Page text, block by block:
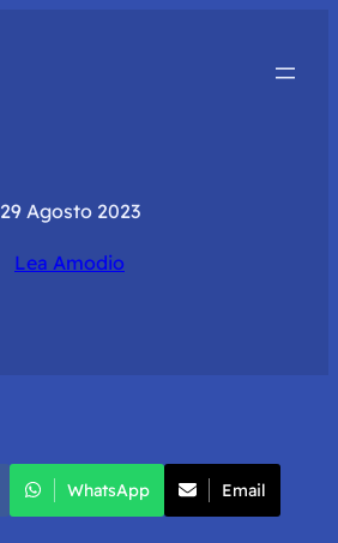
29 Agosto 2023
Lea Amodio
WhatsApp Email